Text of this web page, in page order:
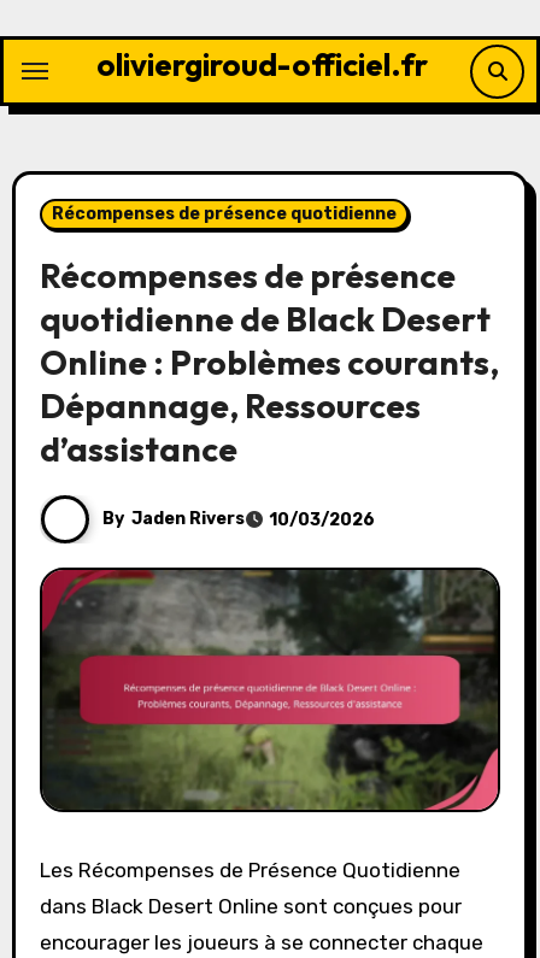
content
oliviergiroud-officiel.fr
Récompenses de présence quotidienne
Récompenses de présence
quotidienne de Black Desert
Online : Problèmes courants,
Dépannage, Ressources
d’assistance
By Jaden Rivers 10/03/2026
Les Récompenses de Présence Quotidienne
dans Black Desert Online sont conçues pour
encourager les joueurs à se connecter chaque